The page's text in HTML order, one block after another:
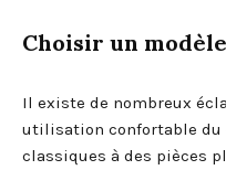
Choisir un modèle
Il existe de nombreux
utilisation confortable du
classiques à des pièces